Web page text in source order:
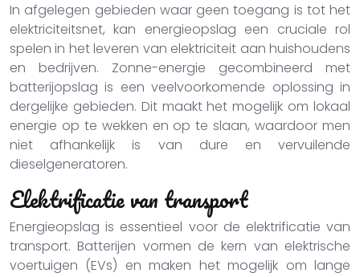
In afgelegen gebieden waar geen toegang is tot het
elektriciteitsnet, kan energieopslag een cruciale rol
spelen in het leveren van elektriciteit aan huishoudens
en bedrijven. Zonne-energie gecombineerd met
batterijopslag is een veelvoorkomende oplossing in
dergelijke gebieden. Dit maakt het mogelijk om lokaal
energie op te wekken en op te slaan, waardoor men
niet afhankelijk is van dure en vervuilende
dieselgeneratoren.
Elektrificatie van transport
Energieopslag is essentieel voor de elektrificatie van
transport. Batterijen vormen de kern van elektrische
voertuigen (EVs) en maken het mogelijk om lange